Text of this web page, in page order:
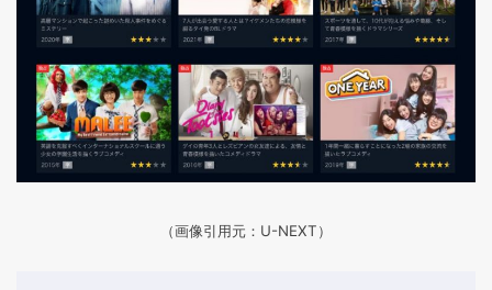
（画像引用元：U-NEXT）